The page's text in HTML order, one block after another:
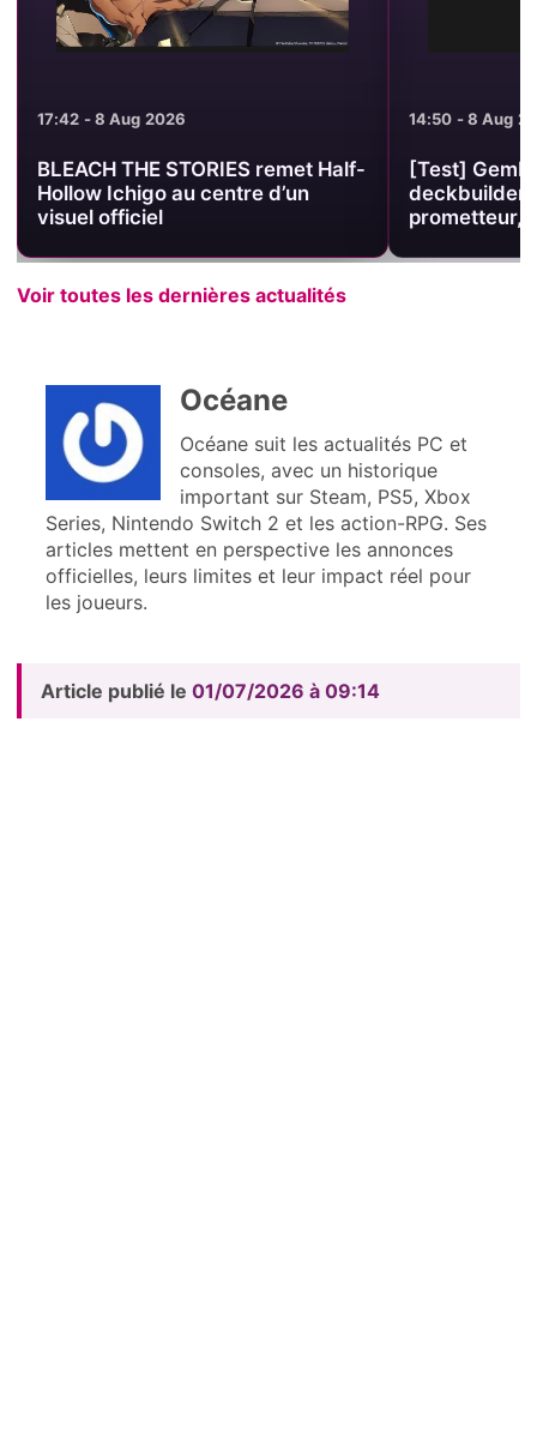
17:42 - 8 Aug 2026
BLEACH THE STORIES remet Half-
Hollow Ichigo au centre d’un
visuel officiel
14:50 - 8 Aug
[Test]
deckbuilder
prometteur,
Voir toutes les dernières actualités
Océane
Océane suit les actualités PC et
consoles, avec un historique
important sur Steam, PS5, Xbox
Series, Nintendo Switch 2 et les action-RPG. Ses
articles mettent en perspective les annonces
officielles, leurs limites et leur impact réel pour
les joueurs.
Article publié le 01/07/2026 à 09:14